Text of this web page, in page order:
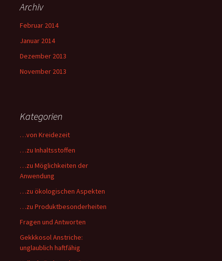
Archiv
Februar 2014
Januar 2014
Dezember 2013
November 2013
Kategorien
…von Kreidezeit
…zu Inhaltsstoffen
…zu Möglichkeiten der
Anwendung
…zu ökologischen Aspekten
…zu Produktbesonderheiten
Fragen und Antworten
Gekkkosol Anstriche:
unglaublich haftfähig